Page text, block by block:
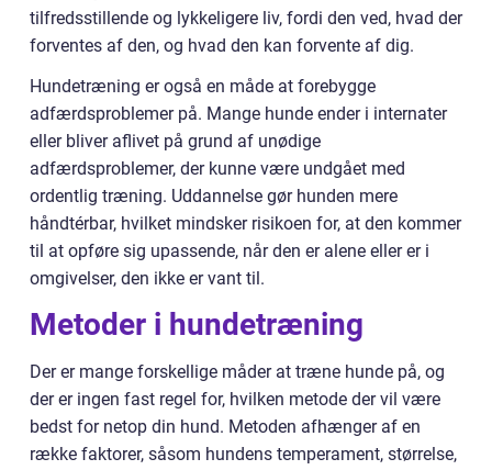
tilfredsstillende og lykkeligere liv, fordi den ved, hvad der
forventes af den, og hvad den kan forvente af dig.
Hundetræning er også en måde at forebygge
adfærdsproblemer på. Mange hunde ender i internater
eller bliver aflivet på grund af unødige
adfærdsproblemer, der kunne være undgået med
ordentlig træning. Uddannelse gør hunden mere
håndtérbar, hvilket mindsker risikoen for, at den kommer
til at opføre sig upassende, når den er alene eller er i
omgivelser, den ikke er vant til.
Metoder i hundetræning
Der er mange forskellige måder at træne hunde på, og
der er ingen fast regel for, hvilken metode der vil være
bedst for netop din hund. Metoden afhænger af en
række faktorer, såsom hundens temperament, størrelse,